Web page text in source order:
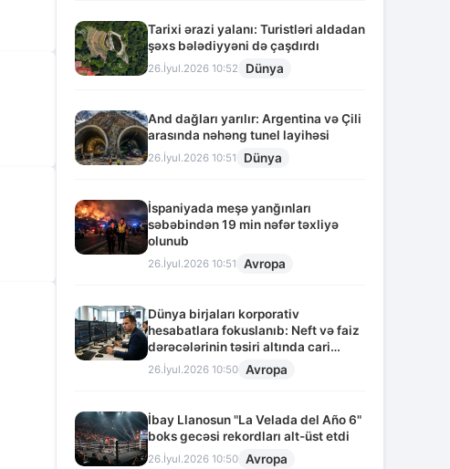
Tarixi ərazi yalanı: Turistləri aldadan
şəxs bələdiyyəni də çaşdırdı
26.İyul.2026 10:52 Dünya
And dağları yarılır: Argentina və Çili
arasında nəhəng tunel layihəsi
26.İyul.2026 10:51 Dünya
İspaniyada meşə yanğınları
səbəbindən 19 min nəfər təxliyə
olunub
26.İyul.2026 10:51 Avropa
Dünya birjaları korporativ
hesabatlara fokuslanıb: Neft və faiz
dərəcələrinin təsiri altında cari
vəziyyət
26.İyul.2026 10:50 Avropa
İbay Llanosun "La Velada del Año 6"
boks gecəsi rekordları alt-üst etdi
26.İyul.2026 10:50 Avropa